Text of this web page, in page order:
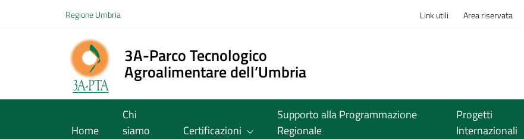
Vai al menu di navigazione
Regione Umbria Link utili Area riservata
3A-Parco Tecnologico
Agroalimentare dell’Umbria
Home
Chi
siamo
Certificazioni
Supporto alla Programmazione
Regionale
Progetti
Internazionali